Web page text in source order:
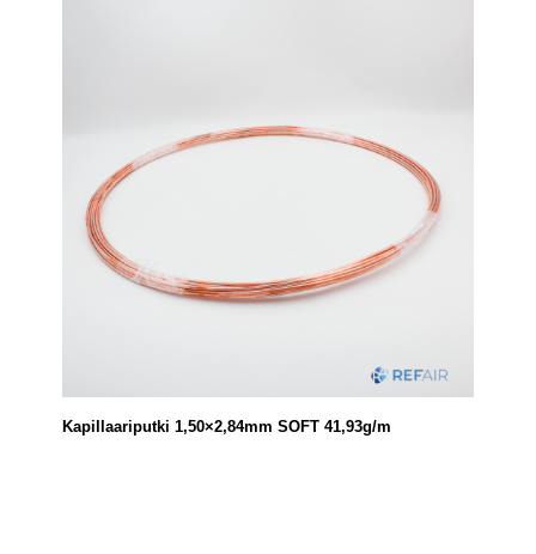
Kapillaariputki 1,50×2,84mm SOFT 41,93g/m